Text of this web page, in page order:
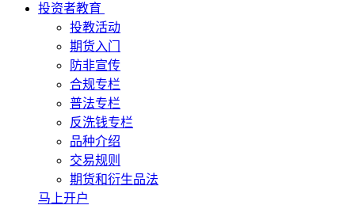
投资者教育
投教活动
期货入门
防非宣传
合规专栏
普法专栏
反洗钱专栏
品种介绍
交易规则
期货和衍生品法
马上开户